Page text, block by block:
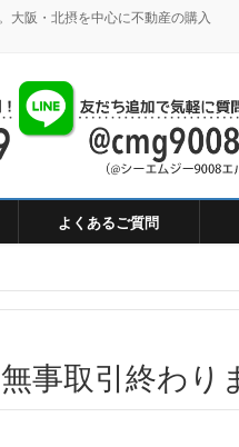
大阪・北摂を中心に不動産の購入
よくあるご質問
事取引終わり